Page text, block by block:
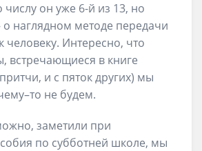
числу он уже 6-й из 13, но
о наглядном методе передачи
человеку. Интересно, что
встречающиеся в книге
и с пяток других) мы
не будем.
заметили при
по субботней школе, мы